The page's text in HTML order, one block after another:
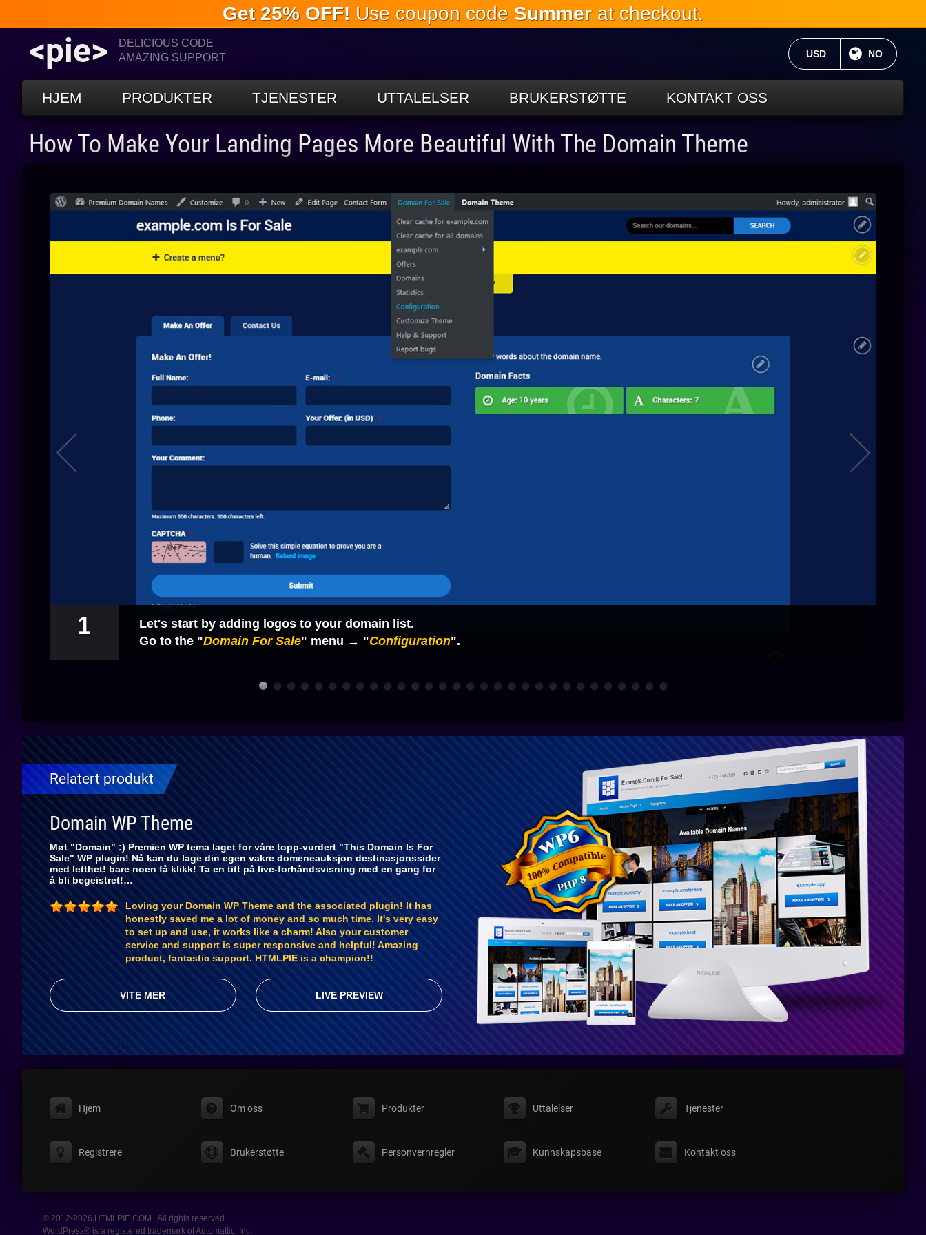
Gå til
hovedinnholdet
Get 25% OFF! Use coupon code Summerat checkout.
<pie>
DELICIOUS CODE
AMAZING SUPPORT
NO
GJELDENDE VALUTA:
USD
HJEM PRODUKTER TJENESTER UTTALELSER BRUKERSTØTTE KONTAKT OSS
How To Make Your Landing Pages More Beautiful With The Domain Theme
1
Let's start by adding logos to your domain list.
Go to the "Domain For Sale" menu → "Configuration".
Relatert produkt
Domain WP Theme
Fullt
kompatibel
med WP 6
Møt "Domain" :) Premien WP tema laget for våre topp-vurdert "This Domain Is For
Sale" WP plugin! Nå kan du lage din egen vakre domeneauksjon destinasjonssider
med letthet! bare noen få klikk! Ta en titt på live-forhåndsvisning med en gang for
å bli begeistret!…
Loving your Domain WP Theme and the associated plugin! It has
honestly saved me a lot of money and so much time. It's very easy
to set up and use, it works like a charm! Also your customer
service and support is super responsive and helpful! Amazing
product, fantastic support. HTMLPIE is a champion!!
VITE MER LIVE PREVIEW
Hjem Om oss Produkter Uttalelser Tjenester
Registrere Brukerstøtte Personvernregler Kunnskapsbase Kontakt oss
© 2012-2026 HTMLPIE.COM . All rights reserved.
WordPress® is a registered trademark of Automattic, Inc.